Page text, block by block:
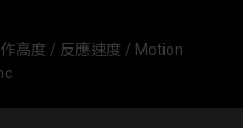
高度 / 反應速度 / Motion